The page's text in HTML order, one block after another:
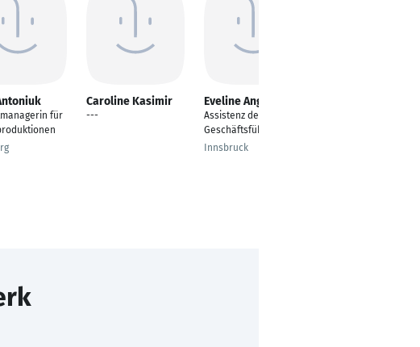
für
Caroline Kasimir
---
Eveline Angerer
Assistenz der
Geschäftsführung
Innsbruck